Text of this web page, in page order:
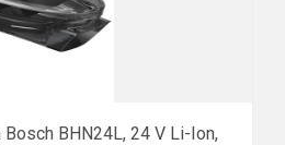
BHN24L, 24 V Li-Ion,